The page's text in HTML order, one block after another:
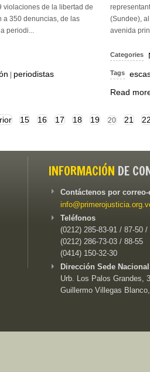
violaciones de la libertad de
a 350 denuncias, de las
periodi...
| periodistas
(Sundee),
avenida
Categories
Tags
Read
15 16 17 18 19 20 21
INFORMACIÓN DE
Contáctenos por
Teléfonos
(0212) 285-83-91 / 87-50 /
(0212) 286-73-03 / 88-55
(0414) 150-32-30
Dirección Sede
Urb. Los Palos Grandes,
Guillermo Villegas